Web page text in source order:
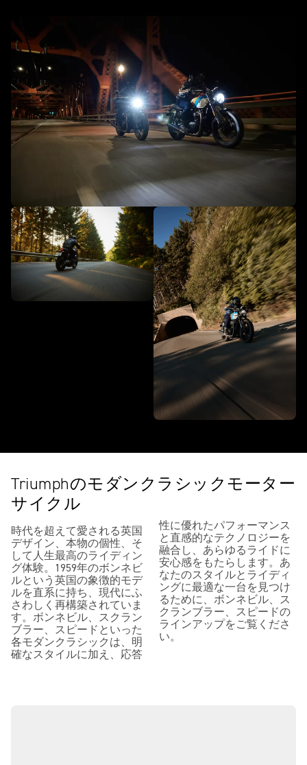
Triumphのモダンクラシックモーター
サイクル
時代を超えて愛される英国
デザイン、本物の個性、そ
して人生最高のライディン
グ体験。1959年のボンネビ
ルという英国の象徴的モデ
ルを直系に持ち、現代にふ
さわしく再構築されていま
す。ボンネビル、スクラン
ブラー、スピードといった
各モダンクラシックは、明
確なスタイルに加え、応答
性に優れたパフォーマンス
と直感的なテクノロジーを
融合し、あらゆるライドに
安心感をもたらします。あ
なたのスタイルとライディ
ングに最適な一台を見つけ
るために、ボンネビル、ス
クランブラー、スピードの
ラインアップをご覧くださ
い。